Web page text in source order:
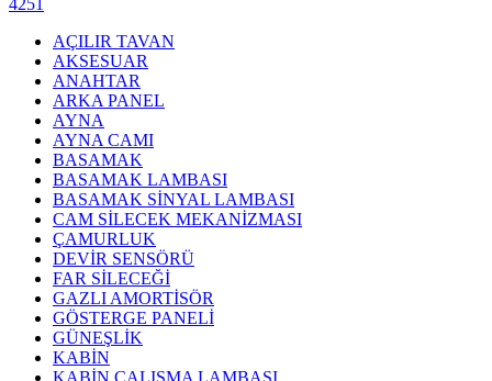
4251
AÇILIR TAVAN
AKSESUAR
ANAHTAR
ARKA PANEL
AYNA
AYNA CAMI
BASAMAK
BASAMAK LAMBASI
BASAMAK SİNYAL LAMBASI
CAM SİLECEK MEKANİZMASI
ÇAMURLUK
DEVİR SENSÖRÜ
FAR SİLECEĞİ
GAZLI AMORTİSÖR
GÖSTERGE PANELİ
GÜNEŞLİK
KABİN